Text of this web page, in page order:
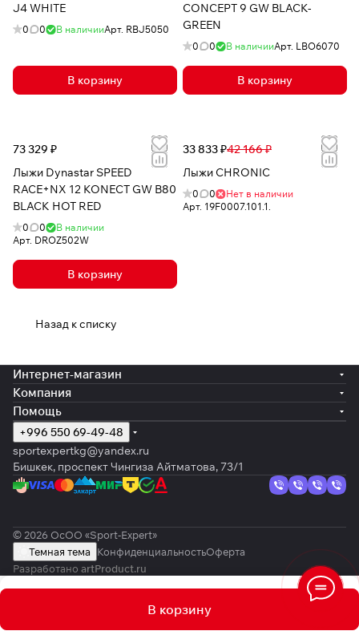
J4 WHITE
0 0 В наличииАрт. RBJ5050
В корзину
CONCEPT 9 GW BLACK-
GREEN
0 0 В наличииАрт. LBO6070
В корзину
73 329 ₽
Лыжи Dynastar SPEED
RACE+NX 12 KONECT GW B80
BLACK HOT RED
0 0
В наличии
Арт. DROZ502W
В корзину
33 833 ₽42 166 ₽
Лыжи CHRONIC
0 0
Нет в наличии
Арт. 19F0007.101.1.
Назад к списку
В корзину
Интернет-магазин
Компания
Помощь
+996 550 69-49-48
sportexpertkg@yandex.ru
Бишкек, проспект Чингиза Айтматова, 73/1
© 2026 ОсОО «Sport-Expert»
Темная тема
КонфиденциальностьОферта
Разработано artProduct.ru